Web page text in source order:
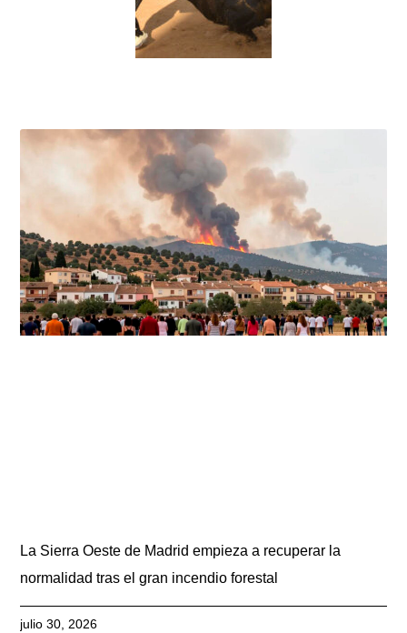
La Sierra Oeste de Madrid empieza a recuperar la
normalidad tras el gran incendio forestal
julio 30, 2026